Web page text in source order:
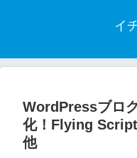
イ
WordPressブロ
化！Flying
他